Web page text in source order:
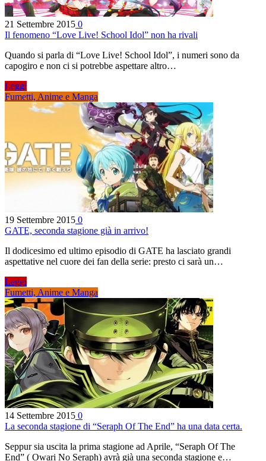
21 Settembre 2015 0
Il fenomeno “Love Live! School Idol” non ha rivali
Quando si parla di “Love Live! School Idol”, i numeri sono da
capogiro e non ci si potrebbe aspettare altro…
Leggi
Fumetti, Anime e Manga
19 Settembre 2015 0
GATE, seconda stagione già in arrivo!
Il dodicesimo ed ultimo episodio di GATE ha lasciato grandi
aspettative nel cuore dei fan della serie: presto ci sarà un…
Leggi
Fumetti, Anime e Manga
14 Settembre 2015 0
La seconda stagione di “Seraph Of The End” ha una data certa.
Seppur sia uscita la prima stagione ad Aprile, “Seraph Of The
End” ( Owari No Seraph) avrà già una seconda stagione e…